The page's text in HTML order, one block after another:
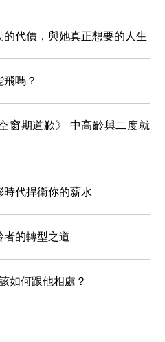
代價，與她真正想要的人生
嗎？
窗期道歉》 中高齡與二度就
代捍衛你的薪水
者的轉型之道
如何跟他相處？